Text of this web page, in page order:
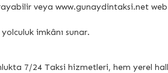
veya www.gunaydintaksi.net
imkânı sunar.
7/24 Taksi hizmetleri, hem yerel